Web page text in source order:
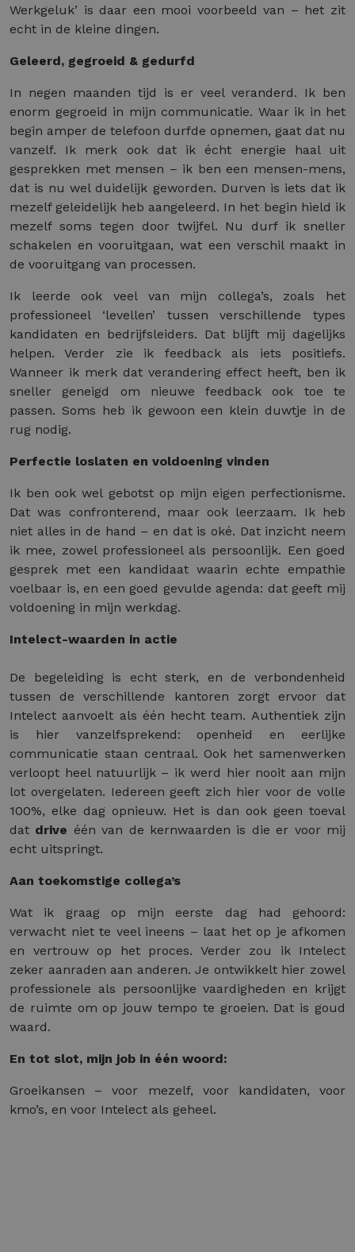
Werkgeluk’ is daar een mooi voorbeeld van – het zit
echt in de kleine dingen.
Geleerd, gegroeid & gedurfd
In negen maanden tijd is er veel veranderd. Ik ben
enorm gegroeid in mijn communicatie. Waar ik in het
begin amper de telefoon durfde opnemen, gaat dat nu
vanzelf. Ik merk ook dat ik écht energie haal uit
gesprekken met mensen – ik ben een mensen-mens,
dat is nu wel duidelijk geworden. Durven is iets dat ik
mezelf geleidelijk heb aangeleerd. In het begin hield ik
mezelf soms tegen door twijfel. Nu durf ik sneller
schakelen en vooruitgaan, wat een verschil maakt in
de vooruitgang van processen.
Ik leerde ook veel van mijn collega’s, zoals het
professioneel ‘levellen’ tussen verschillende types
kandidaten en bedrijfsleiders. Dat blijft mij dagelijks
helpen. Verder zie ik feedback als iets positiefs.
Wanneer ik merk dat verandering effect heeft, ben ik
sneller geneigd om nieuwe feedback ook toe te
passen. Soms heb ik gewoon een klein duwtje in de
rug nodig.
Perfectie loslaten en voldoening vinden
Ik ben ook wel gebotst op mijn eigen perfectionisme.
Dat was confronterend, maar ook leerzaam. Ik heb
niet alles in de hand – en dat is oké. Dat inzicht neem
ik mee, zowel professioneel als persoonlijk. Een goed
gesprek met een kandidaat waarin echte empathie
voelbaar is, en een goed gevulde agenda: dat geeft mij
voldoening in mijn werkdag.
Intelect-waarden in actie
De begeleiding is echt sterk, en de verbondenheid
tussen de verschillende kantoren zorgt ervoor dat
Intelect aanvoelt als één hecht team. Authentiek zijn
is hier vanzelfsprekend: openheid en eerlijke
communicatie staan centraal. Ook het samenwerken
verloopt heel natuurlijk – ik werd hier nooit aan mijn
lot overgelaten. Iedereen geeft zich hier voor de volle
100%, elke dag opnieuw. Het is dan ook geen toeval
dat drive één van de kernwaarden is die er voor mij
echt uitspringt.
Aan toekomstige collega’s
Wat ik graag op mijn eerste dag had gehoord:
verwacht niet te veel ineens – laat het op je afkomen
en vertrouw op het proces. Verder zou ik Intelect
zeker aanraden aan anderen. Je ontwikkelt hier zowel
professionele als persoonlijke vaardigheden en krijgt
de ruimte om op jouw tempo te groeien. Dat is goud
waard.
En tot slot, mijn job in één woord:
Groeikansen – voor mezelf, voor kandidaten, voor
kmo’s, en voor Intelect als geheel.